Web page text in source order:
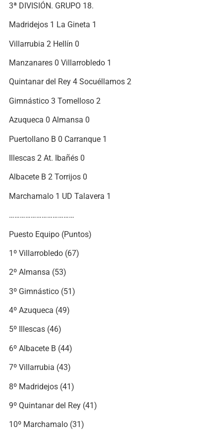
3ª DIVISIÓN. GRUPO 18.
Madridejos 1 La Gineta 1
Villarrubia 2 Hellín 0
Manzanares 0 Villarrobledo 1
Quintanar del Rey 4 Socuéllamos 2
Gimnástico 3 Tomelloso 2
Azuqueca 0 Almansa 0
Puertollano B 0 Carranque 1
Illescas 2 At. Ibañés 0
Albacete B 2 Torrijos 0
Marchamalo 1 UD Talavera 1
………………………………
Puesto Equipo (Puntos)
1º Villarrobledo (67)
2º Almansa (53)
3º Gimnástico (51)
4º Azuqueca (49)
5º Illescas (46)
6º Albacete B (44)
7º Villarrubia (43)
8º Madridejos (41)
9º Quintanar del Rey (41)
10º Marchamalo (31)